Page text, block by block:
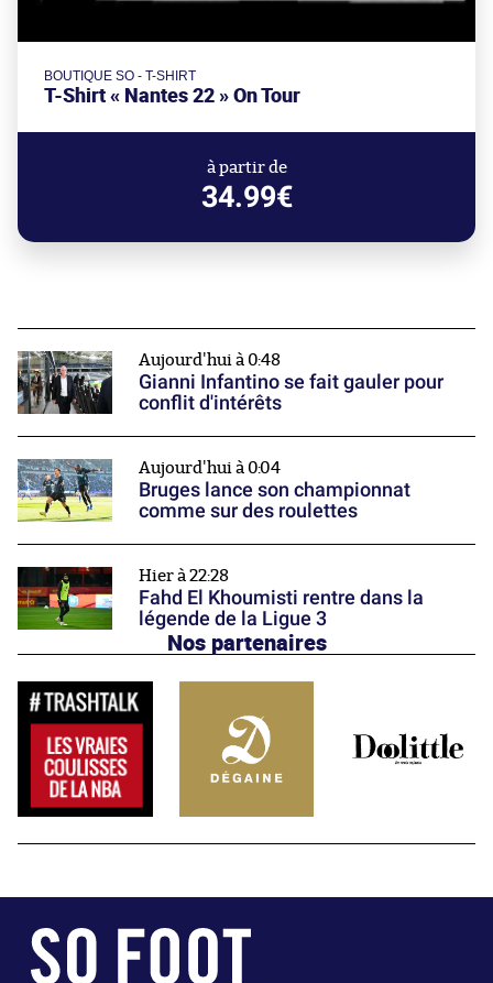
BOUTIQUE SO - T-SHIRT
T-Shirt « Nantes 22 » On Tour
à partir de
34.99€
Aujourd'hui à 0:48
Gianni Infantino se fait gauler pour
conflit d'intérêts
Aujourd'hui à 0:04
Bruges lance son championnat
comme sur des roulettes
Hier à 22:28
Fahd El Khoumisti rentre dans la
légende de la Ligue 3
Nos partenaires